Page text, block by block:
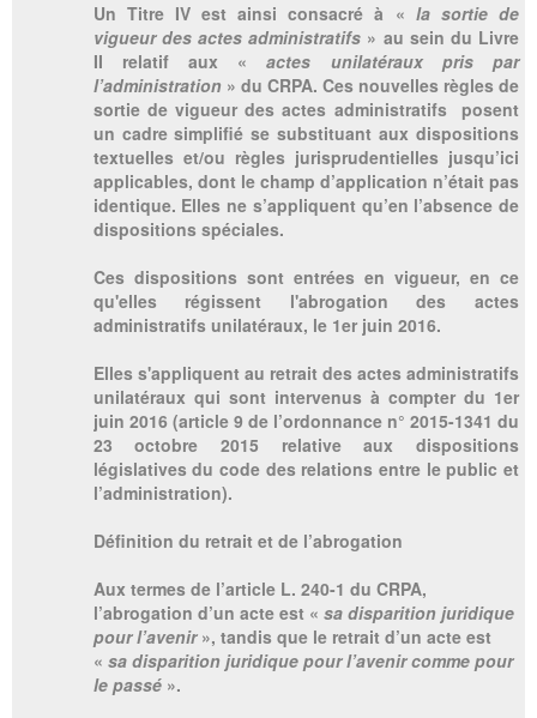
Un Titre IV est ainsi consacré à « la sortie de
vigueur des actes administratifs » au sein du Livre
II relatif aux «actes unilatéraux pris par
l’administration » du CRPA. Ces nouvelles règles de
sortie de vigueur des actes administratifs posent
un cadre simplifié se substituant aux dispositions
textuelles et/ou règles jurisprudentielles jusqu’ici
applicables, dont le champ d’application n’était pas
identique. Elles ne s’appliquent qu’en l’absence de
dispositions spéciales.
Ces dispositions sont entrées en vigueur, en ce
qu'elles régissent l'abrogation des actes
administratifs unilatéraux, le 1er juin 2016.
Elles s'appliquent au retrait des actes administratifs
unilatéraux qui sont intervenus à compter du 1er
juin 2016 (article 9 de l’ordonnance n° 2015-1341 du
23 octobre 2015 relative aux dispositions
législatives du code des relations entre le public et
l’administration).
Définition du retrait et de l’abrogation
Aux termes de l’article L. 240-1 du CRPA,
l’abrogation d’un acte est « sa disparition juridique
pour l’avenir », tandis que le retrait d’un acte est
« sa disparition juridique pour l’avenir comme pour
le passé».